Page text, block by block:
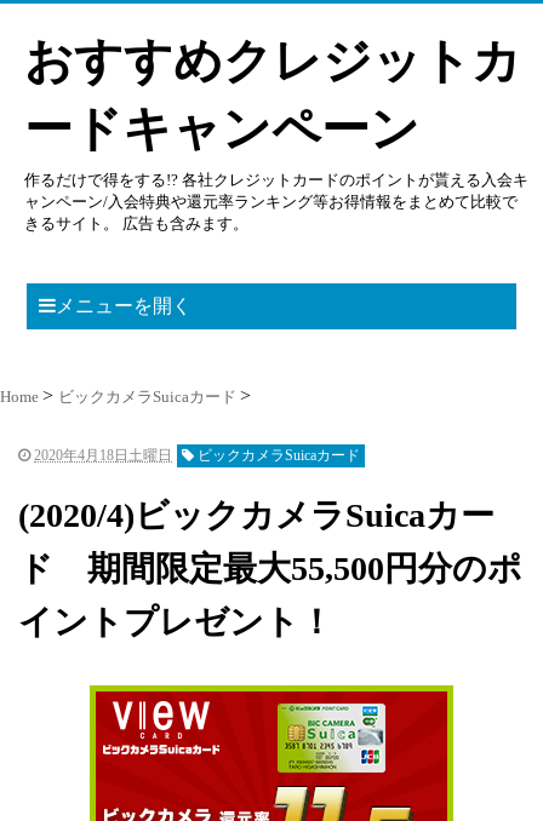
おすすめクレジットカ
ードキャンペーン
作るだけで得をする!? 各社クレジットカードのポイントが貰える入会キ
ャンペーン/入会特典や還元率ランキング等お得情報をまとめて比較で
きるサイト。 広告も含みます。
メニューを開く
Home ビックカメラSuicaカード
2020年4月18日土曜日 ビックカメラSuicaカード
(2020/4)ビックカメラSuicaカー
ド 期間限定最大55,500円分のポ
イントプレゼント！